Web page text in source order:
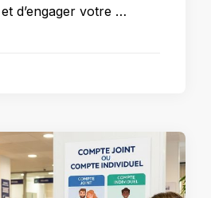
d’engager votre …